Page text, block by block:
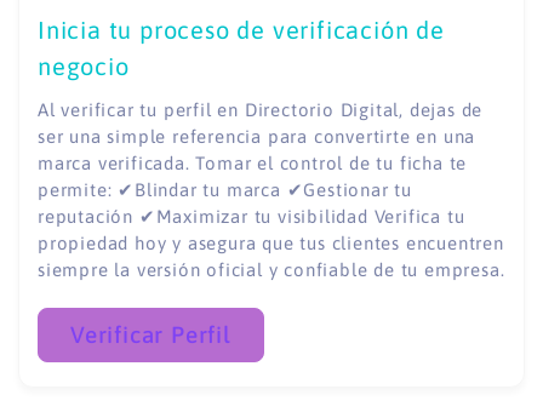
Inicia tu proceso de verificación de
negocio
Al verificar tu perfil en Directorio Digital, dejas de
ser una simple referencia para convertirte en una
marca verificada. Tomar el control de tu ficha te
permite: ✔Blindar tu marca ✔Gestionar tu
reputación ✔Maximizar tu visibilidad Verifica tu
propiedad hoy y asegura que tus clientes encuentren
siempre la versión oficial y confiable de tu empresa.
Verificar Perfil